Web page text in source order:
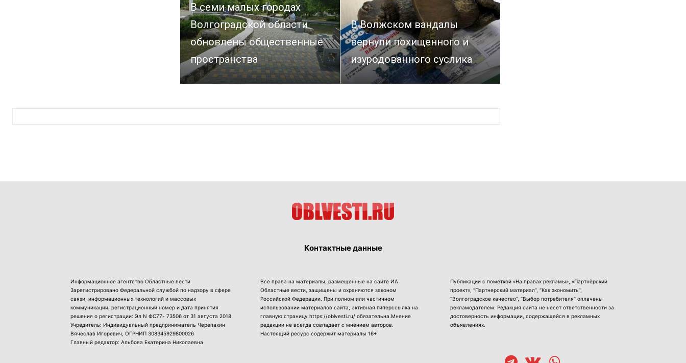
В семи малых городах
Волгоградской области
обновлены общественные
пространства
В Волжском вандалы
вернули похищенного и
изуродованного суслика
Контактные данные
Информационное агентство Областные вести
Зарегистрировано Федеральной службой по надзору в сфере
связи, информационных технологий и массовых
коммуникации, регистрационный номер и дата принятия
решения о регистрации: Эл N ФС77- 73506 от 31 августа 2018
Учредитель: Индивидуальный предприниматель Черепахин
Вячеслав Игоревич, ОГРНИП 308345929800026
Главный редактор: Альбова Екатерина Николаевна
Все права на материалы, размещенные на сайте ИА
Областные вести, защищены и охраняются законом
Российской Федерации. При полном или частичном
использовании материалов сайта, активная гиперссылка на
главную страницу https://oblvesti.ru/ обязательна.Мнение
редакции не всегда совпадает с мнением авторов.
Настоящий ресурс содержит материалы 16+
Публикации с пометкой «На правах рекламы», «Партнёрский
проект», “Партнерский материал”, “Как экономить”,
“Волгоградское качество”, “Выбор потребителя” оплачены
рекламодателем. Редакция сайта не несет ответственности за
достоверность информации, содержащейся в рекламных
объявлениях.